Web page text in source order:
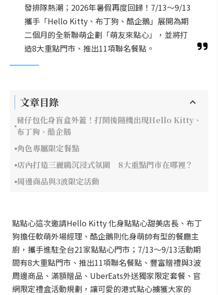
發排隊熱潮；2026年暑假再度回歸！7/13～9/13
攜手「Hello Kitty、布丁狗、酷企鵝」展開為期
二個月的全新聯萌企劃「萌友來點心」，並將打
造8大重點門市、推出11項聯名餐點。
文章目錄
豬仔包化身盲盒外蓋！打開後隨機出現Hello Kitty、
布丁狗、酷企鵝
角色專屬限定餐點
店內打造三麗鷗沉浸式氛圍 8大重點門市在哪裡？
周邊商品與3波限定活動
點點心這次邀請Hello Kitty 化身點點心甜美店長、布丁
狗擔任軟萌外場經理、酷企鵝則化身萌帥有型的餐廳主
廚，攜手進駐全台21家點點心門市；7/13～9/13活動期
間有8大重點門市、推出11項聯名餐點、豐富贈禮與3波
周邊商品、滿額贈品、UberEats外送獨家限定套餐、官
網限定禮盒活動規劃，讓可愛的港式點心擄獲大家的